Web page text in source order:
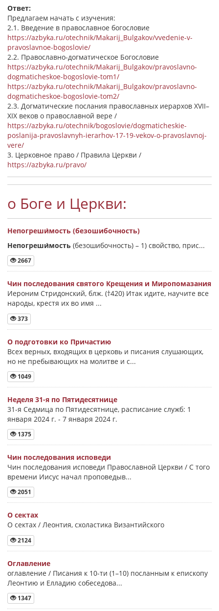
Ответ:
Предлагаем начать с изучения:
2.1. Введение в православное богословие
https://azbyka.ru/otechnik/Makarij_Bulgakov/vvedenie-v-
pravoslavnoe-bogoslovie/
2.2. Православно-догматическое Богословие
https://azbyka.ru/otechnik/Makarij_Bulgakov/pravoslavno-
dogmaticheskoe-bogoslovie-tom1/
https://azbyka.ru/otechnik/Makarij_Bulgakov/pravoslavno-
dogmaticheskoe-bogoslovie-tom2/
2.3. Догматические послания православных иерархов XVII–
XIX веков о православной вере /
https://azbyka.ru/otechnik/bogoslovie/dogmaticheskie-
poslanija-pravoslavnyh-ierarhov-17-19-vekov-o-pravoslavnoj-
vere/
3. Церковное право / Правила Церкви /
https://azbyka.ru/pravo/
о Боге и Церкви:
Непогреши́мость (безошибочность)
Непогреши́мость (безошибочность) – 1) свойство, прис...
2667
Чин последования святого Крещения и Миропомазания
Иероним Стридонский, блж. (†420) Итак идите, научите все
народы, крестя их во имя ...
373
О подготовки ко Причастию
Всех верных, входящих в церковь и писания слушающих,
но не пребывающих на молитве и с...
1049
Неделя 31-я по Пятидесятнице
31-я Седмица по Пятидесятнице, расписание служб: 1
января 2024 г. - 7 января 2024 г.
1375
Чин последования исповеди
Чин последования исповеди Православной Церкви / С того
времени Иисус начал проповедыв...
2051
О сектах
О сектах / Леонтия, схоластика Византийского
2124
Оглавление
оглавление / Писания к 10-ти (1–10) посланным к епископу
Леонтию и Елладию собеседова...
1347